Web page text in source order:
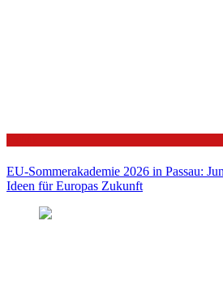
EU-Sommerakademie 2026 in Passau:
Ideen für Europas Zukunft